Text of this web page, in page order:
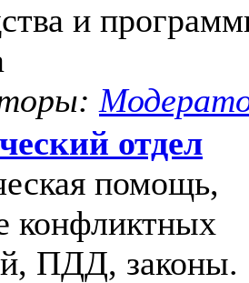
и
отдел
помощь,
конфликтных
ПДД, законы.